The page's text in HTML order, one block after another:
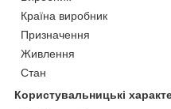
Країна виробник
Призначення
Живлення
Стан
Користувальницькі